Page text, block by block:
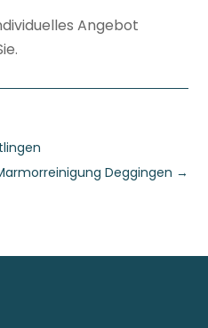
Angebot
Deggingen →